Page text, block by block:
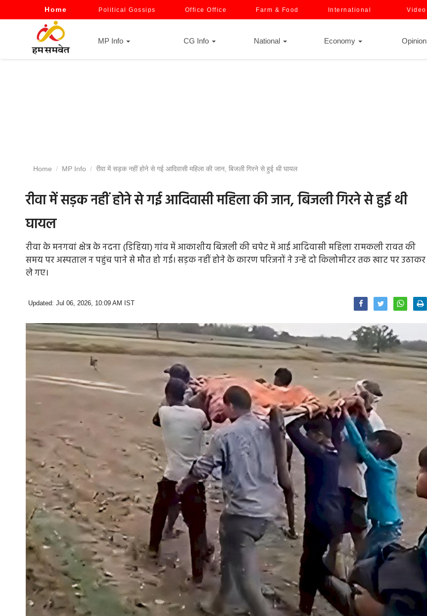
Home Political Gossips Office Office Farm & Food International Video
MP Info CG Info National Economy Opinion
Home MP Info रीवा में सड़क नहीं होने से गई आदिवासी महिला की जान, बिजली गिरने से हुई थी घायल
रीवा में सड़क नहीं होने से गई आदिवासी महिला की जान, बिजली गिरने से हुई थी
घायल
रीवा के मनगवां क्षेत्र के नदना (डिहिया) गांव में आकाशीय बिजली की चपेट में आई आदिवासी महिला रामकली रावत की
समय पर अस्पताल न पहुंच पाने से मौत हो गई। सड़क नहीं होने के कारण परिजनों ने उन्हें दो किलोमीटर तक खाट पर उठाकर
ले गए।
Updated: Jul 06, 2026, 10:09 AM IST